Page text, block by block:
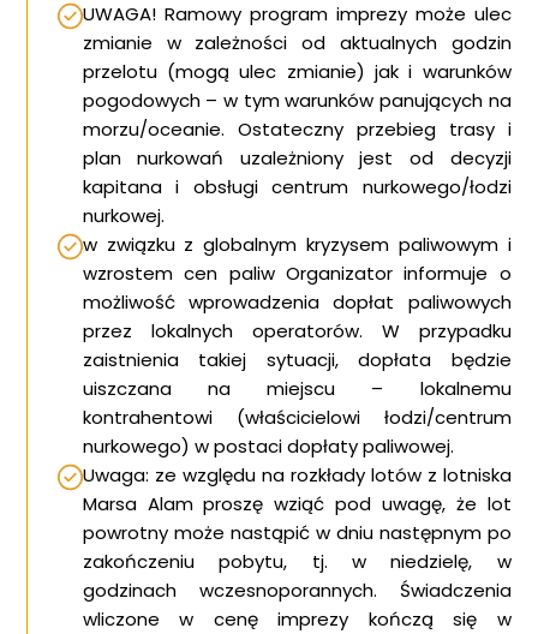
UWAGA! Ramowy program imprezy może ulec
zmianie w zależności od aktualnych godzin
przelotu (mogą ulec zmianie) jak i warunków
pogodowych – w tym warunków panujących na
morzu/oceanie. Ostateczny przebieg trasy i
plan nurkowań uzależniony jest od decyzji
kapitana i obsługi centrum nurkowego/łodzi
nurkowej.
w związku z globalnym kryzysem paliwowym i
wzrostem cen paliw Organizator informuje o
możliwość wprowadzenia dopłat paliwowych
przez lokalnych operatorów. W przypadku
zaistnienia takiej sytuacji, dopłata będzie
uiszczana na miejscu – lokalnemu
kontrahentowi (właścicielowi łodzi/centrum
nurkowego) w postaci dopłaty paliwowej.
Uwaga: ze względu na rozkłady lotów z lotniska
Marsa Alam proszę wziąć pod uwagę, że lot
powrotny może nastąpić w dniu następnym po
zakończeniu pobytu, tj. w niedzielę, w
godzinach wczesnoporannych. Świadczenia
wliczone w cenę imprezy kończą się w